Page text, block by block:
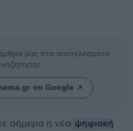
μας στα αποτελέσματα
on Google
σήμερα η νέα ψηφιακή